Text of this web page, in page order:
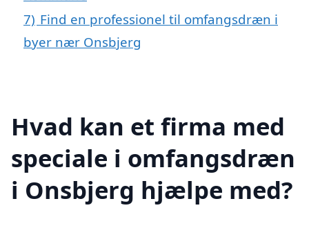
7) Find en professionel til omfangsdræn i
byer nær Onsbjerg
Hvad kan et firma med
speciale i omfangsdræn
i Onsbjerg hjælpe med?